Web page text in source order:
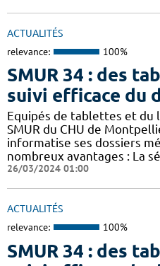
ACTUALITÉS
relevance: 100%
SMUR 34 : des
suivi efficace du
​​Equipés de tablettes et du
SMUR du CHU de
informatise ses dossiers
nombreux avantages : ​​La
26/03/2024 01:00
ACTUALITÉS
relevance: 100%
SMUR 34 : des